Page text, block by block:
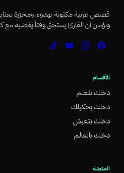
قصص عربية مكتوبة بهدوء، ومحرّرة
ونؤمن أن القارئ يستحقّ وقتاً يقضيه مع
الأقسام
دخلك تتعلم
دخلك بحكيلك
دخلك بتعيش
دخلك بالعالم
المنصّة